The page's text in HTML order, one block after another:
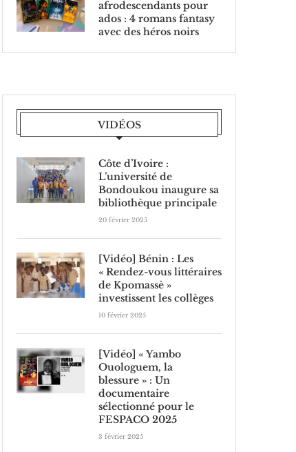
afrodescendants pour
ados : 4 romans fantasy
avec des héros noirs
VIDÉOS
Côte d’Ivoire :
L’université de
Bondoukou inaugure sa
bibliothèque principale
20 février 2025
[Vidéo] Bénin : Les
« Rendez-vous littéraires
de Kpomassè »
investissent les collèges
10 février 2025
[Vidéo] « Yambo
Ouologuem, la
blessure » : Un
documentaire
sélectionné pour le
FESPACO 2025
3 février 2025